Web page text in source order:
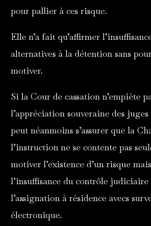
pour pallier à ces risque.
Elle n’a fait qu’affirmer
alternatives à la détention sans
motiver.
Si la Cour de cassation n’empiète
l’appréciation souveraine des
peut néanmoins s’assurer que la
l’instruction ne se contente pas
motiver l’existence d’un risque
l’insuffisance du contrôle judiciaire
l’assignation à résidence avecs
électronique.